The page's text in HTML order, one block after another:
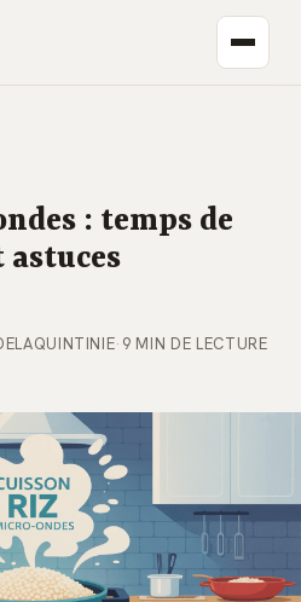
: temps de
astuces
· 9 MIN DE LECTURE